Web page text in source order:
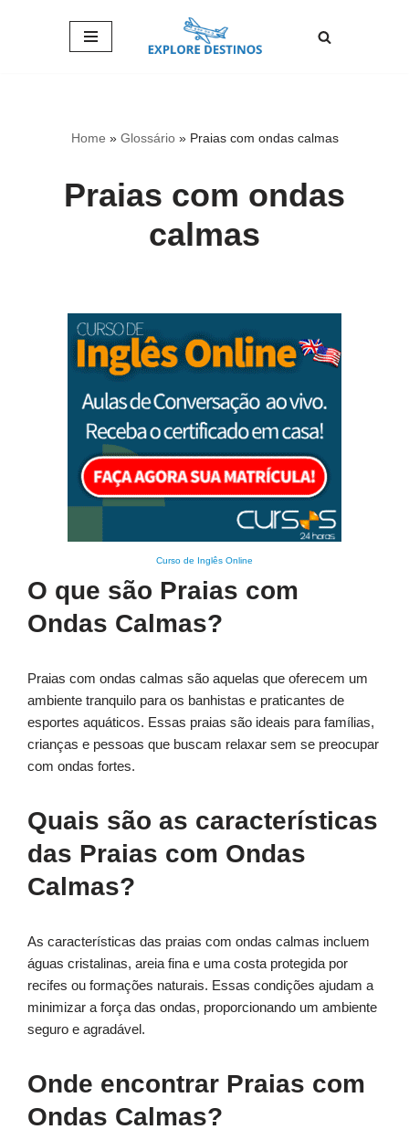
Home » Glossário» Praias com ondas calmas
Praias com ondas
calmas
Curso de Inglês Online
O que são Praias com
Ondas Calmas?
Praias com ondas calmas são aquelas que oferecem um
ambiente tranquilo para os banhistas e praticantes de
esportes aquáticos. Essas praias são ideais para famílias,
crianças e pessoas que buscam relaxar sem se preocupar
com ondas fortes.
Quais são as características
das Praias com Ondas
Calmas?
As características das praias com ondas calmas incluem
águas cristalinas, areia fina e uma costa protegida por
recifes ou formações naturais. Essas condições ajudam a
minimizar a força das ondas, proporcionando um ambiente
seguro e agradável.
Onde encontrar Praias com
Ondas Calmas?